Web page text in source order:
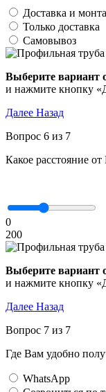
Доставка и
Только доставка
Самовывоз
Выберите вариант
и нажмите кнопку
Далее Назад
Вопрос 6 из 7
Какое расстояние
0
200
Выберите вариант
и нажмите кнопку
Далее Назад
Вопрос 7 из 7
Где Вам удобно
WhatsApp